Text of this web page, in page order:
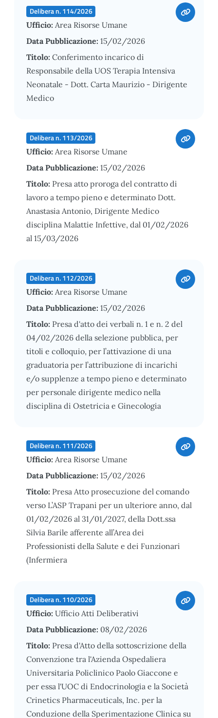
Delibera n. 114/2026
Ufficio: Area Risorse Umane
Data Pubblicazione: 15/02/2026
Titolo: Conferimento incarico di
Responsabile della UOS Terapia Intensiva
Neonatale - Dott. Carta Maurizio - Dirigente
Medico
Delibera n. 113/2026
Ufficio: Area Risorse Umane
Data Pubblicazione: 15/02/2026
Titolo: Presa atto proroga del contratto di
lavoro a tempo pieno e determinato Dott.
Anastasia Antonio, Dirigente Medico
disciplina Malattie Infettive, dal 01/02/2026
al 15/03/2026
Delibera n. 112/2026
Ufficio: Area Risorse Umane
Data Pubblicazione: 15/02/2026
Titolo: Presa d'atto dei verbali n. 1 e n. 2 del
04/02/2026 della selezione pubblica, per
titoli e colloquio, per l’attivazione di una
graduatoria per l’attribuzione di incarichi
e/o supplenze a tempo pieno e determinato
per personale dirigente medico nella
disciplina di Ostetricia e Ginecologia
Delibera n. 111/2026
Ufficio: Area Risorse Umane
Data Pubblicazione: 15/02/2026
Titolo: Presa Atto prosecuzione del comando
verso L’ASP Trapani per un ulteriore anno, dal
01/02/2026 al 31/01/2027, della Dott.ssa
Silvia Barile afferente all’Area dei
Professionisti della Salute e dei Funzionari
(Infermiera
Delibera n. 110/2026
Ufficio: Ufficio Atti Deliberativi
Data Pubblicazione: 08/02/2026
Titolo: Presa d'Atto della sottoscrizione della
Convenzione tra l'Azienda Ospedaliera
Universitaria Policlinico Paolo Giaccone e
per essa l'UOC di Endocrinologia e la Società
Crinetics Pharmaceuticals, Inc. per la
Conduzione della Sperimentazione Clinica su